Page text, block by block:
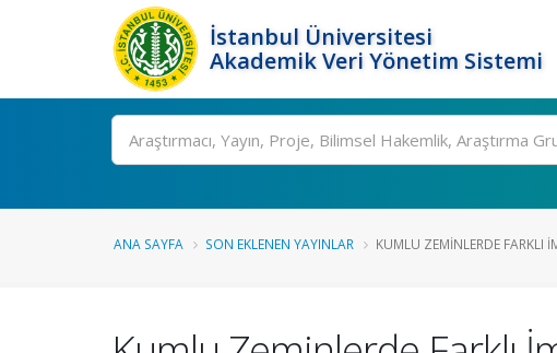
İstanbul Üniversitesi
Akademik Veri Yönetim Sistemi
Ara
ANA SAYFA SON EKLENEN YAYINLAR KUMLU ZEMINLERDE FARKLI